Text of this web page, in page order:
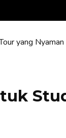
yang Nyaman